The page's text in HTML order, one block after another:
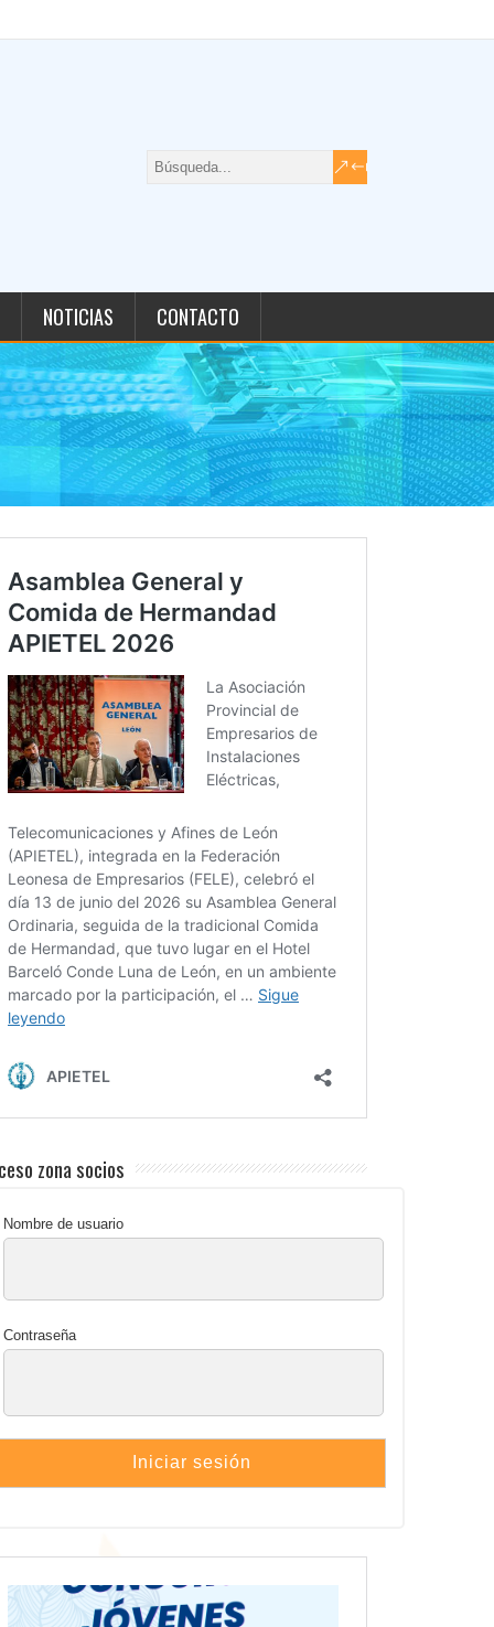
NOTICIAS CONTACTO
zona socios
Nombre de usuario
Contraseña